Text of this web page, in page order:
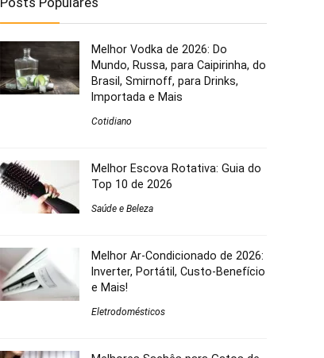
Melhor Vodka de 2026: Do
Mundo, Russa, para Caipirinha, do
Brasil, Smirnoff, para Drinks,
Importada e Mais
Cotidiano
Melhor Escova Rotativa: Guia do
Top 10 de 2026
Saúde e Beleza
Melhor Ar-Condicionado de 2026:
Inverter, Portátil, Custo-Benefício
e Mais!
Eletrodomésticos